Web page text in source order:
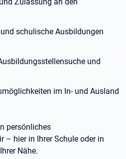
schulische Ausbildungen
und
im In- und Ausland
persönliches
– hier in Ihrer Schule oder in
Nähe.